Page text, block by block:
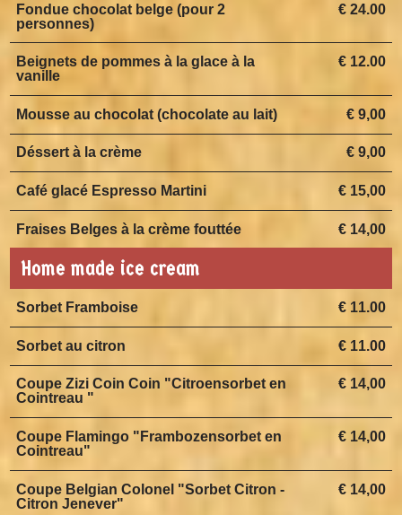
€ 24.00
Fondue chocolat belge (pour 2
personnes)
€ 12.00
Beignets de pommes à la glace à la
vanille
€ 9,00
Mousse au chocolat (chocolate au lait)
€ 9,00
Déssert à la crème
€ 15,00
Café glacé Espresso Martini
€ 14,00
Fraises Belges à la crème fouttée
Home made ice cream
€ 11.00
Sorbet Framboise
€ 11.00
Sorbet au citron
€ 14,00
Coupe Zizi Coin Coin "Citroensorbet en
Cointreau "
€ 14,00
Coupe Flamingo "Frambozensorbet en
Cointreau"
€ 14,00
Coupe Belgian Colonel "Sorbet Citron -
Citron Jenever"